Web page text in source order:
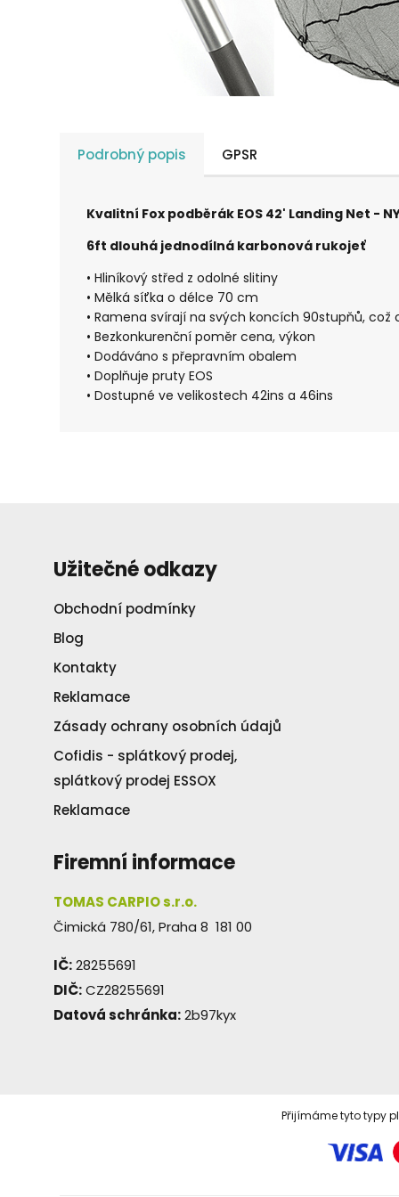
Podrobný popis GPSR
Kvalitní Fox podběrák EOS 42' Landing Net -
6ft dlouhá jednodílná karbonová rukojeť
• Hliníkový střed z odolné slitiny
• Mělká síťka o délce 70 cm
• Ramena svírají na svých koncích 90stupňů, což
• Bezkonkurenční poměr cena, výkon
• Dodáváno s přepravním obalem
• Doplňuje pruty EOS
• Dostupné ve velikostech 42ins a 46ins
Užitečné odkazy
Obchodní podmínky
Blog
Kontakty
Reklamace
Zásady ochrany osobních údajů
Cofidis - splátkový prodej,
splátkový prodej ESSOX
Reklamace
Firemní informace
TOMAS CARPIO s.r.o.
Čimická 780/61, Praha 8 181 00
IČ:28255691
DIČ:CZ28255691
Datová schránka:2b97kyx
Přijímáme tyto typy